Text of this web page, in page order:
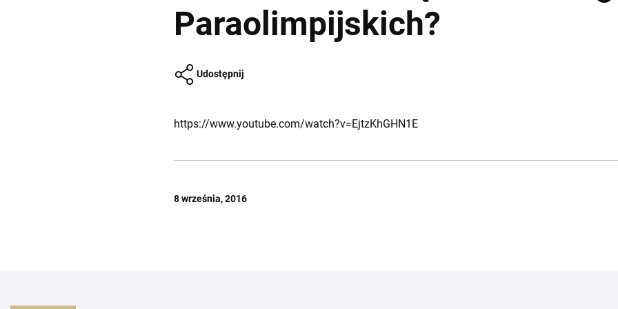
Paraolimpijskich?
Udostępnij
https://www.youtube.com/watch?v=EjtzKhGHN1E
8 września, 2016